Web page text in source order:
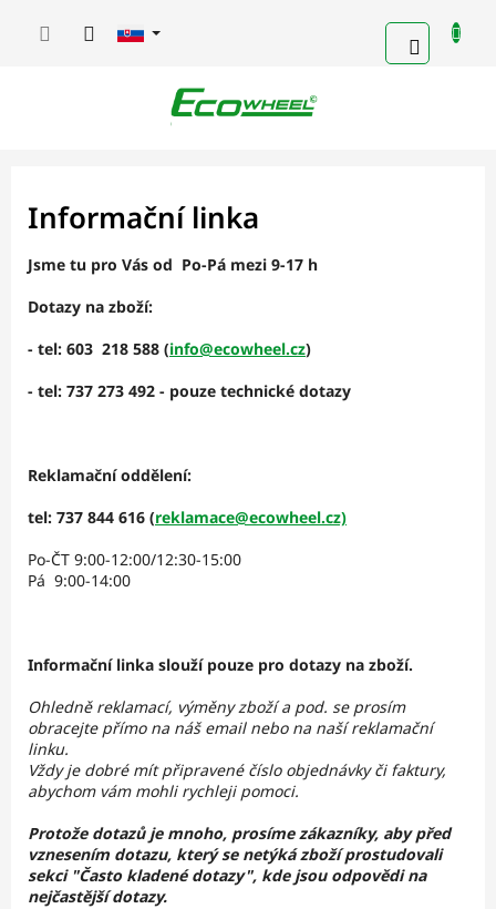
KOŠÍK
Informační linka
Jsme tu pro Vás od Po-Pá mezi 9-17 h
Dotazy na zboží:
- tel: 603 218 588 (info@ecowheel.cz)
- tel: 737 273 492 - pouze technické dotazy
Reklamační oddělení:
tel: 737 844 616 (reklamace@ecowheel.cz)
Po-ČT 9:00-12:00/12:30-15:00
Pá 9:00-14:00
Informační linka slouží pouze pro dotazy na zboží.
Ohledně reklamací, výměny zboží a pod. se prosím
obracejte přímo na náš email nebo na naší reklamační
linku.
Vždy je dobré mít připravené číslo objednávky či faktury,
abychom vám mohli rychleji pomoci.
Protože dotazů je mnoho, prosíme zákazníky, aby před
vznesením dotazu, který se netýká zboží prostudovali
sekci "Často kladené dotazy", kde jsou odpovědi na
nejčastější dotazy.